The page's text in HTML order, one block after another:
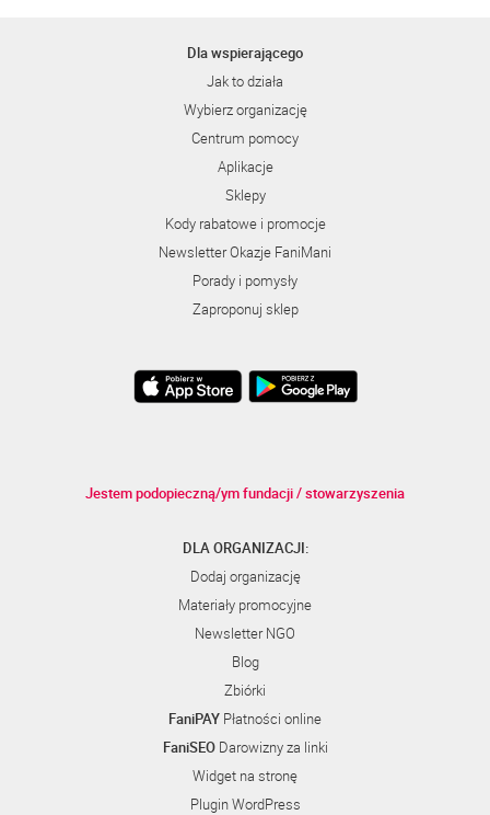
Dla wspierającego
Jak to działa
Wybierz organizację
Centrum pomocy
Aplikacje
Sklepy
Kody rabatowe i promocje
Newsletter Okazje FaniMani
Porady i pomysły
Zaproponuj sklep
Jestem podopieczną/ym fundacji / stowarzyszenia
DLA ORGANIZACJI:
Dodaj organizację
Materiały promocyjne
Newsletter NGO
Blog
Zbiórki
FaniPAY Płatności online
FaniSEODarowizny za linki
Widget na stronę
Plugin WordPress